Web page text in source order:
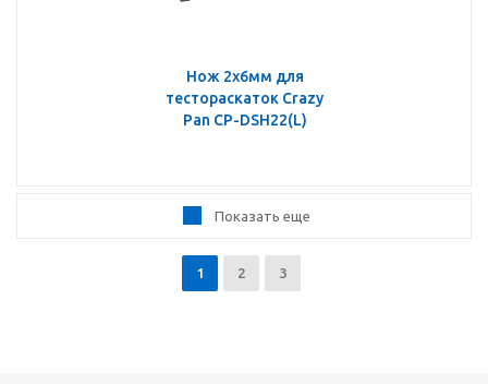
Нож 2х6мм для
тестораскаток Crazy
Pan CP-DSH22(L)
Показать еще
1 2 3